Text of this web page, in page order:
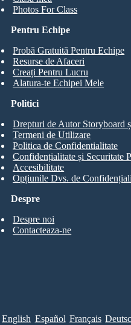
Photos For Class
Pentru Echipe
Probă Gratuită Pentru Echipe
Resurse de Afaceri
Creați Pentru Lucru
Alatura-te Echipei Mele
Despre
Despre noi
Contacteaza-ne
Politici
Drepturi de Autor Storyboard
Termeni de Utilizare
Politica de Confidentialitate
Confidențialitate și Securitate
Accesibilitate
Opțiunile Dvs. de
English Español Français